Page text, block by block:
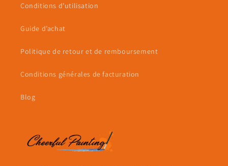
Conditions d’utilisation
Guide d’achat
Politique de retour et de remboursement
Conditions générales de facturation
Blog